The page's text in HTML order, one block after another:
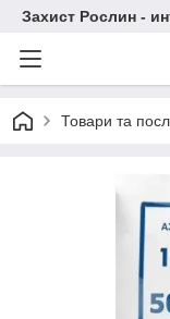
Захист Рослин -
Товари та